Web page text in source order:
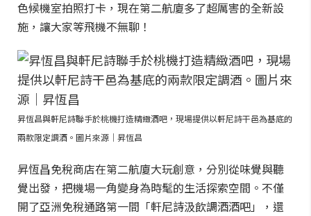
色候機室拍照打卡，現在第二航廈多了超厲害的全新設
施，讓大家等飛機不無聊！
昇恆昌與軒尼詩聯手於桃機打造精緻酒吧，現場提供以軒尼詩干邑為基底的
兩款限定調酒。圖片來源｜昇恆昌
昇恆昌免稅商店在第二航廈大玩創意，分別從味覺與聽
覺出發，把機場一角變身為時髦的生活探索空間。不僅
開了亞洲免稅通路第一間「軒尼詩汲飲調酒酒吧」，還